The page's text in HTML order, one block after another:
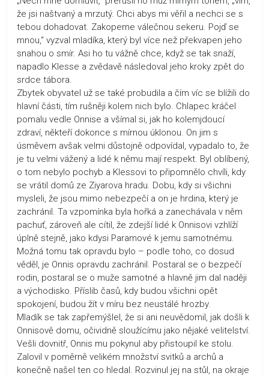
že jsi naštvaný a mrzutý. Chci abys mi věřil a nechci se s
tebou dohadovat. Zakopeme válečnou sekeru. Pojď se
mnou,“ vyzval mladíka, který byl více než překvapen jeho
snahou o smír. Asi ho tu vážně chce, když se tak snaží,
napadlo Klesse a zvědavě následoval jeho kroky zpět do
srdce tábora.
Zbytek obyvatel už se také probudila a čím víc se blížili do
hlavní části, tím rušněji kolem nich bylo. Chlapec kráčel
pomalu vedle Onnise a všímal si, jak ho kolemjdoucí
zdraví, někteří dokonce s mírnou úklonou. On jim s
úsměvem avšak velmi důstojně odpovídal, vypadalo to, že
je tu velmi vážený a lidé k němu mají respekt. Byl oblíbený,
o tom nebylo pochyb a Klessovi to připomnělo chvíli, kdy
se vrátil domů ze Ziyarova hradu. Dobu, kdy si všichni
mysleli, že jsou mimo nebezpečí a on je hrdina, který je
zachránil. Ta vzpomínka byla hořká a zanechávala v něm
pachuť, zároveň ale cítil, že zdejší lidé k Onnisovi vzhlíží
úplně stejně, jako kdysi Paramové k jemu samotnému.
Možná tomu tak opravdu bylo – podle toho, co dosud
věděl, je Onnis opravdu zachránil. Postaral se o bezpečí
rodin, postaral se o muže samotné a hlavně jim dal naději
a východisko. Příslib časů, kdy budou všichni opět
spokojení, budou žít v míru bez neustálé hrozby.
Mladík se tak zapřemýšlel, že si ani neuvědomil, jak došli k
Onnisově domu, očividně sloužícímu jako nějaké velitelství.
Vešli dovnitř, Onnis mu pokynul aby přistoupil ke stolu.
Zalovil v poměrně velikém množství svitků a archů a
konečně našel ten co hledal. Rozvinul jej na stůl, na okraje